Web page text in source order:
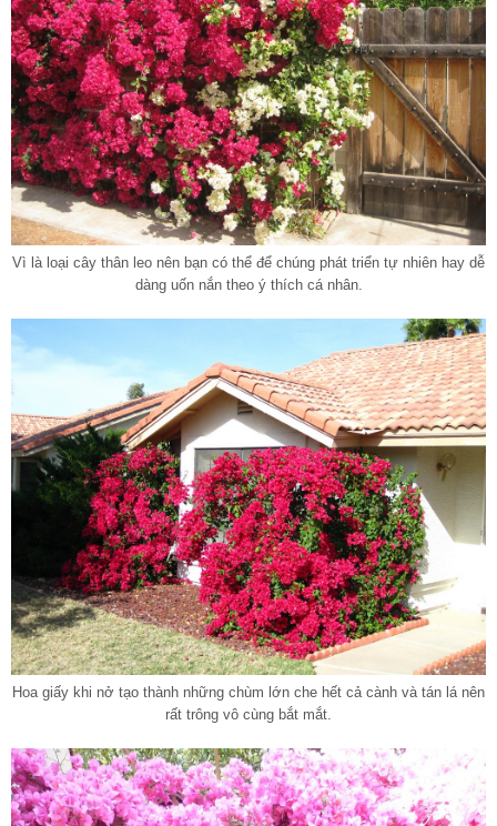
Vì là loại cây thân leo nên bạn có thể để chúng phát triển tự nhiên hay dễ
dàng uốn nắn theo ý thích cá nhân.
Hoa giấy khi nở tạo thành những chùm lớn che hết cả cành và tán lá nên
rất trông vô cùng bắt mắt.